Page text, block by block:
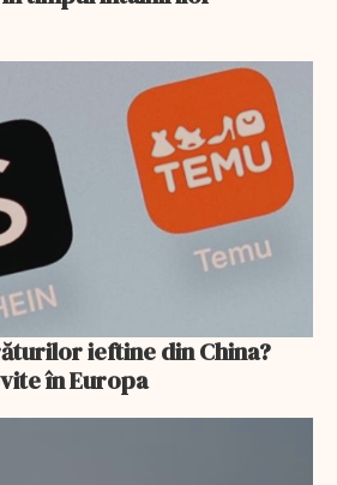
ieftine din China?
în Europa